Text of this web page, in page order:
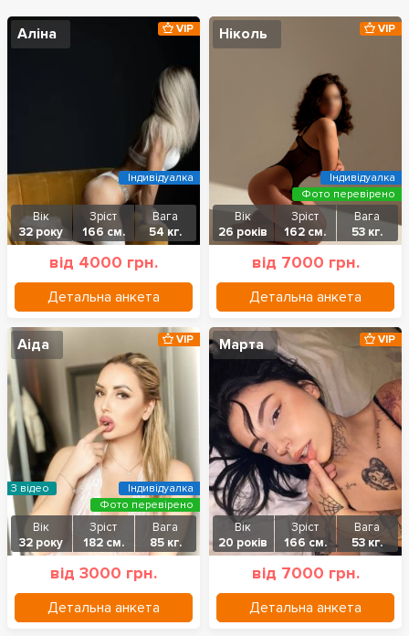
Аліна
Вік
32 року
Зріст
166 см.
Вага
54 кг.
від 4000 грн.
Детальна анкета
VIP
Індивідуалка
Ніколь
Вік
26 років
Зріст
162 см.
Вага
53 кг.
від 7000 грн.
Детальна анкета
VIP
Фото перевірено
Індивідуалка
Аіда
Вік
32 року
Зріст
182 см.
Вага
85 кг.
від 3000 грн.
Детальна анкета
VIP
З відео
Фото перевірено
Індивідуалка
Марта
Вік
20 років
Зріст
166 см.
Вага
53 кг.
від 7000 грн.
Детальна анкета
VIP